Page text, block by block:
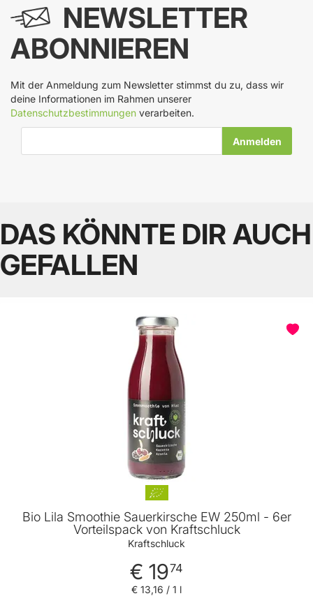
NEWSLETTER
ABONNIEREN
Mit der Anmeldung zum Newsletter stimmst du zu, dass wir
deine Informationen im Rahmen unserer
Datenschutzbestimmungen verarbeiten.
DAS KÖNNTE DIR AUCH
GEFALLEN
Bio Lila Smoothie Sauerkirsche EW 250ml - 6er
Vorteilspack von Kraftschluck
Kraftschluck
€ 1974
€ 13,16 / 1 l